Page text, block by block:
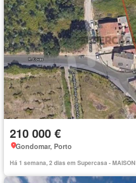
210 000 €
Gondomar, Porto
Há 1 semana, 2 dias em Supercasa -